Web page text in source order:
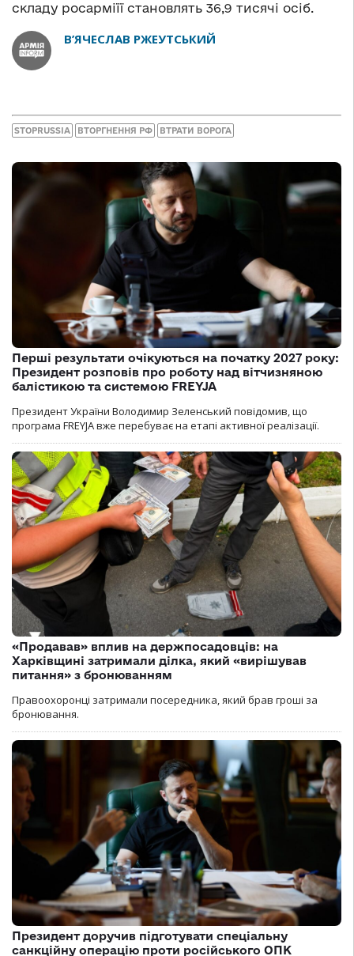
складу росарміїї становлять 36,9 тисячі осіб.
В’ЯЧЕСЛАВ РЖЕУТСЬКИЙ
STOPRUSSIA ВТОРГНЕННЯ РФ ВТРАТИ ВОРОГА
Перші результати очікуються на початку 2027 року:
Президент розповів про роботу над вітчизняною
балістикою та системою FREYJA
Президент України Володимир Зеленський повідомив, що
програма FREYJA вже перебуває на етапі активної реалізації.
«Продавав» вплив на держпосадовців: на
Харківщині затримали ділка, який «вирішував
питання» з бронюванням
Правоохоронці затримали посередника, який брав гроші за
бронювання.
Президент доручив підготувати спеціальну
санкційну операцію проти російського ОПК